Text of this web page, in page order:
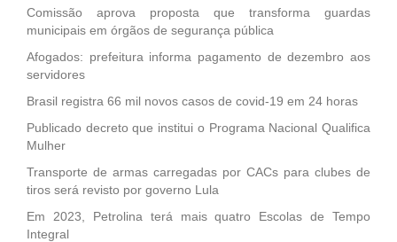
Comissão aprova proposta que transforma guardas
municipais em órgãos de segurança pública
Afogados: prefeitura informa pagamento de dezembro aos
servidores
Brasil registra 66 mil novos casos de covid-19 em 24 horas
Publicado decreto que institui o Programa Nacional Qualifica
Mulher
Transporte de armas carregadas por CACs para clubes de
tiros será revisto por governo Lula
Em 2023, Petrolina terá mais quatro Escolas de Tempo
Integral